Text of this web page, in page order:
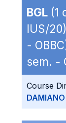
BGL (1
IUS/
-
sem. -
Course